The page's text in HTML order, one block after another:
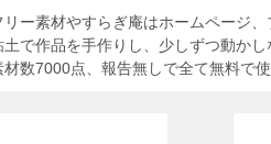
ー素材やすらぎ庵はホームページ
土で作品を手作りし、少しずつ動か
数7000点、報告無しで全て無料で